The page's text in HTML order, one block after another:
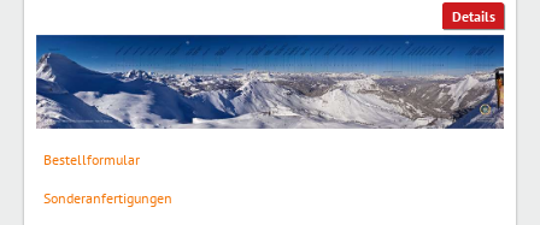
Details
Bestellformular
Sonderanfertigungen